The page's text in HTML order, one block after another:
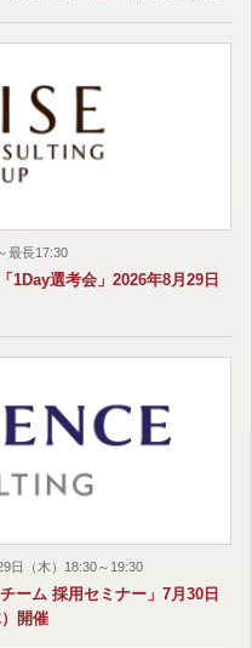
最長17:30
1Day選考会」2026年8月29日
日（木）18:30～19:30
ーム 採用セミナー」7月30日
開催